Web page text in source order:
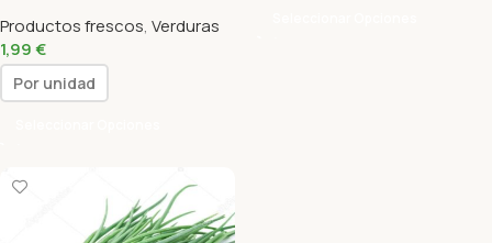
Productos frescos, Verduras
1,99€
Por unidad